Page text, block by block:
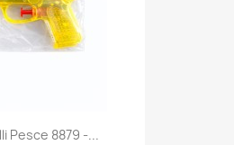
Anteprima
Pesce 8879 -...